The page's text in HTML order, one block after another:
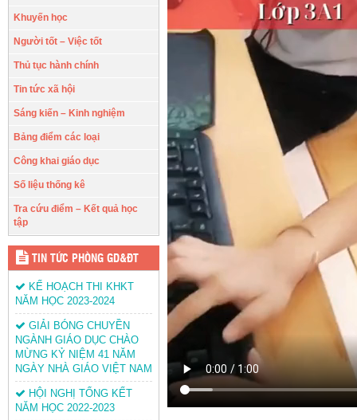
Khuyến học
Người tốt – Việc tốt
Thủ tục hành chính
Tin tức xã hội
Sáng kiến – Kinh nghiệm
Bảng điểm các loại
Công khai giáo dục
Số liệu thống kê
Tra cứu điểm – Kết quả học
tập
TIN TỨC PHÒNG GD&ĐT
KẾ HOẠCH THI KHKT
NĂM HỌC 2023-2024
GIẢI BÓNG CHUYỀN
NGÀNH GIÁO DỤC CHÀO
MỪNG KỶ NIỆM 41 NĂM
NGÀY NHÀ GIÁO VIỆT NAM
HỘI NGHỊ TỔNG KẾT
NĂM HỌC 2022-2023